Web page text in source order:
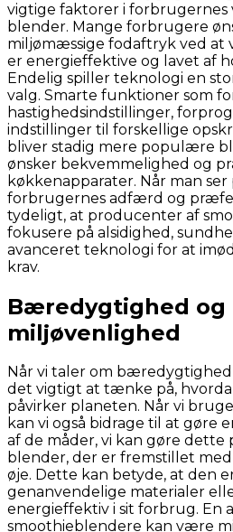
vigtige faktorer i forbrugernes
blender. Mange forbrugere
miljømæssige fodaftryk ved at
er energieffektive og lavet af
Endelig spiller teknologi en
valg. Smarte funktioner som
hastighedsindstillinger,
indstillinger til forskellige
bliver stadig mere populære
ønsker bekvemmelighed og
køkkenapparater. Når man ser
forbrugernes adfærd og
tydeligt, at producenter af
fokusere på alsidighed,
avanceret teknologi for at
krav.
Bæredygtighed og
miljøvenlighed
Når vi taler om
det vigtigt at tænke på,
påvirker planeten. Når vi
kan vi også bidrage til at gøre
af de måder, vi kan gøre dette
blender, der er fremstillet
øje. Dette kan betyde, at den
genanvendelige materialer
energieffektiv i sit forbrug. En
smoothieblendere kan være